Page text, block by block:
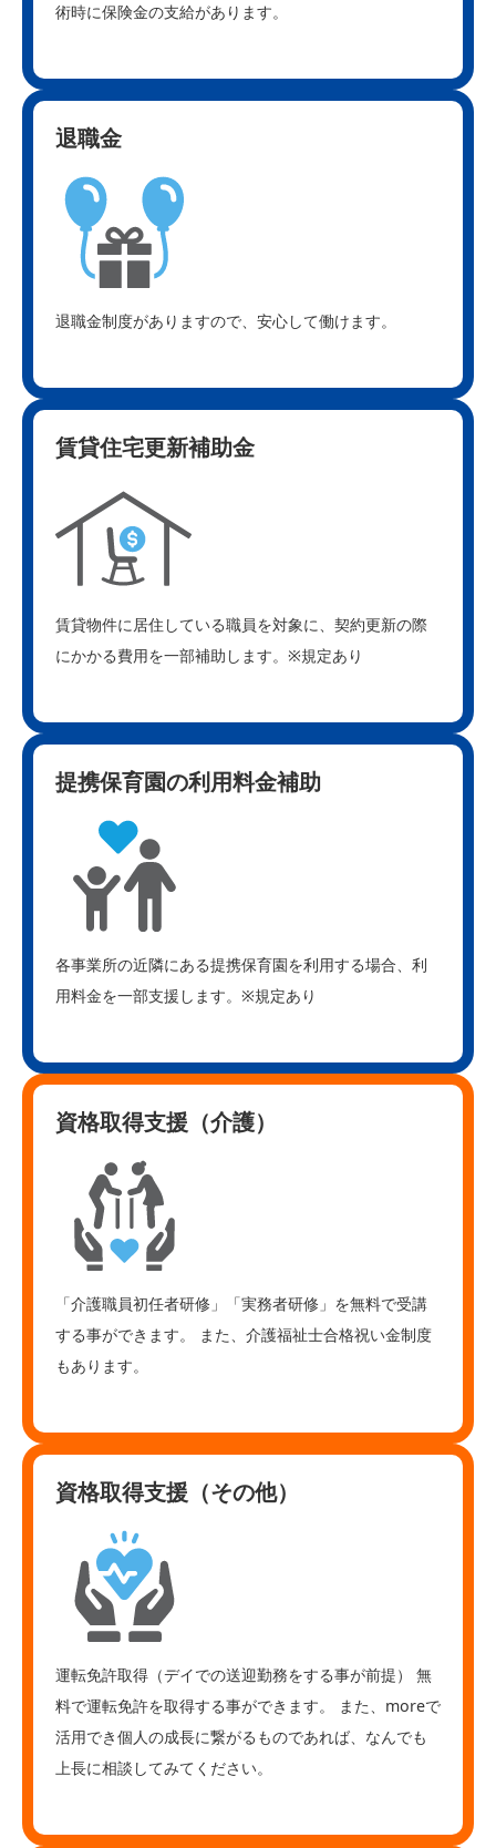
術時に保険金の支給があります。
退職金
退職金制度がありますので、安心して働けます。
賃貸住宅更新補助金
賃貸物件に居住している職員を対象に、契約更新の際
にかかる費用を一部補助します。※規定あり
提携保育園の利用料金補助
各事業所の近隣にある提携保育園を利用する場合、利
用料金を一部支援します。※規定あり
資格取得支援（介護）
「介護職員初任者研修」「実務者研修」を無料で受講
する事ができます。 また、介護福祉士合格祝い金制度
もあります。
資格取得支援（その他）
運転免許取得（デイでの送迎勤務をする事が前提） 無
料で運転免許を取得する事ができます。 また、moreで
活用でき個人の成長に繋がるものであれば、なんでも
上長に相談してみてください。